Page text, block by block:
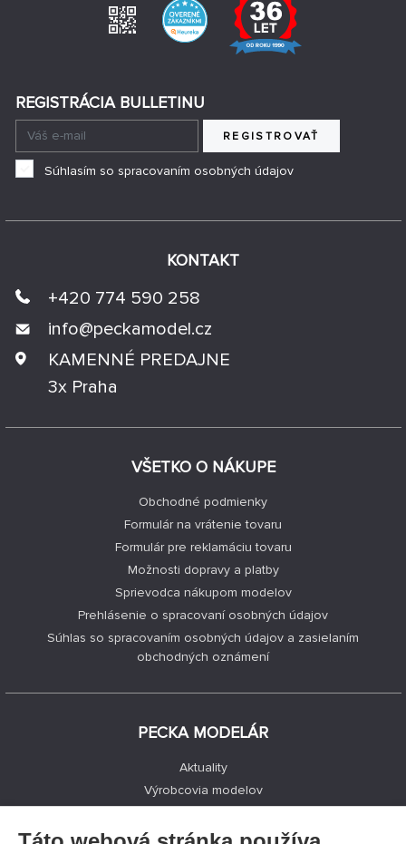
VŠETKO O NÁKUPE
Obchodné podmienky
Formulár na vrátenie tovaru
Formulár pre reklamáciu tovaru
Možnosti dopravy a platby
Sprievodca nákupom modelov
Prehlásenie o spracovaní osobných údajov
Súhlas so spracovaním osobných údajov a zasielaním
obchodných oznámení
PECKA MODELÁR
Aktuality
Výrobcovia modelov
Kontakty
KONTAKT
+420 774 590 258
info@peckamodel.cz
KAMENNÉ PREDAJNE
3x Praha
REGISTRÁCIA BULLETINU
REGISTROVAŤ
Súhlasím so spracovaním osobných údajov